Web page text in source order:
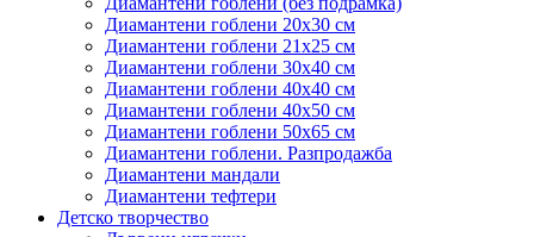
Диамантени гоблени 20x30 см
Диамантени гоблени 21x25 см
Диамантени гоблени 30x40 см
Диамантени гоблени 40x40 см
Диамантени гоблени 40x50 см
Диамантени гоблени 50x65 см
Диамантени гоблени. Разпродажба
Диамантени мандали
Диамантени тефтери
Детско творчество